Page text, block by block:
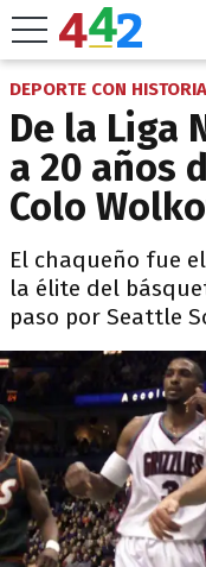
DEPORTE CON
De la Liga
a 20 años
Colo
El chaqueño fue
la élite del
paso por Seattle